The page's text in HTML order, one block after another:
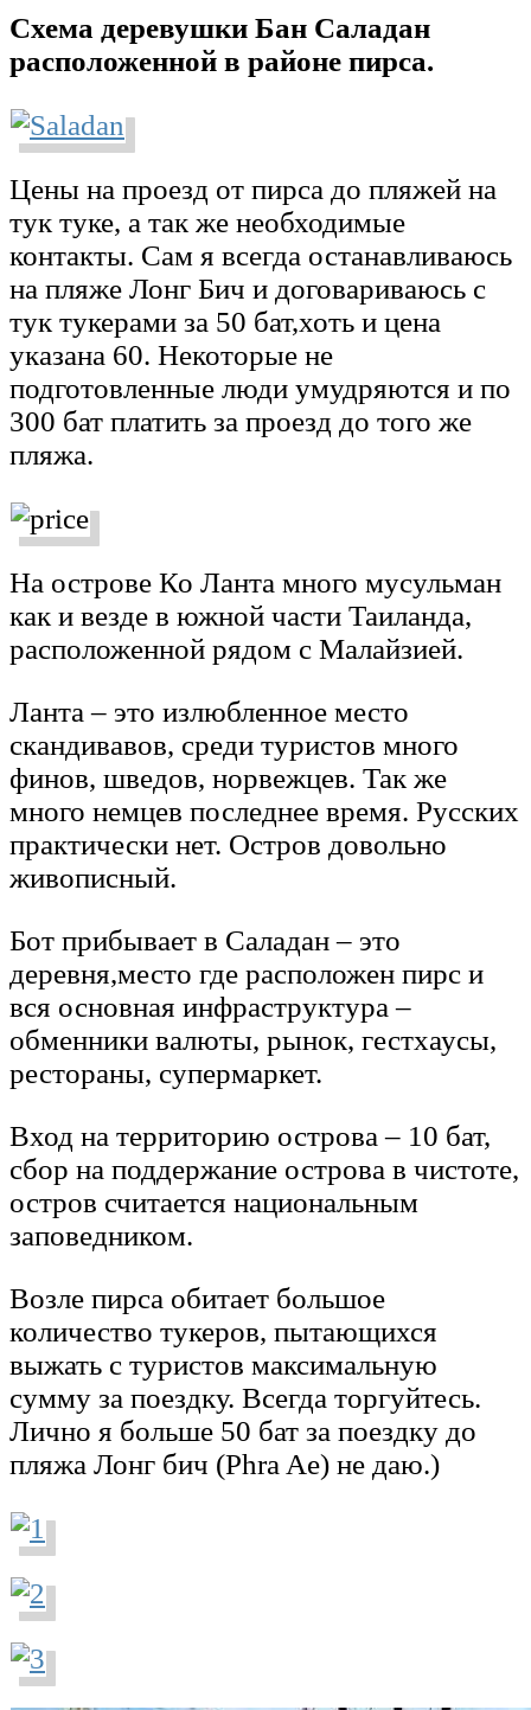
Схема деревушки Бан Саладан
расположенной в районе пирса.
Цены на проезд от пирса до пляжей на
тук туке, а так же необходимые
контакты. Сам я всегда останавливаюсь
на пляже Лонг Бич и договариваюсь с
тук тукерами за 50 бат,хоть и цена
указана 60. Некоторые не
подготовленные люди умудряются и по
300 бат платить за проезд до того же
пляжа.
На острове Ко Ланта много мусульман
как и везде в южной части Таиланда,
расположенной рядом с Малайзией.
Ланта – это излюбленное место
скандивавов, среди туристов много
финов, шведов, норвежцев. Так же
много немцев последнее время. Русских
практически нет. Остров довольно
живописный.
Бот прибывает в Саладан – это
деревня,место где расположен пирс и
вся основная инфраструктура –
обменники валюты, рынок, гестхаусы,
рестораны, супермаркет.
Вход на территорию острова – 10 бат,
сбор на поддержание острова в чистоте,
остров считается национальным
заповедником.
Возле пирса обитает большое
количество тукеров, пытающихся
выжать с туристов максимальную
сумму за поездку. Всегда торгуйтесь.
Лично я больше 50 бат за поездку до
пляжа Лонг бич (Phra Ae) не даю.)